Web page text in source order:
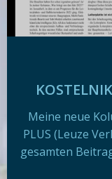
Meine neue
PLUS (Leuze
gesamten